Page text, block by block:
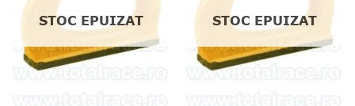
STOC EPUIZAT STOC EPUIZAT